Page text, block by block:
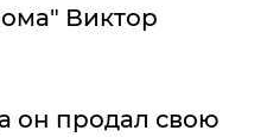
Виктор
он продал свою